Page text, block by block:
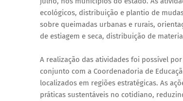
ecológicos, distribuição e plantio de
sobre queimadas urbanas e rurais,
de estiagem e seca, distribuição de
A realização das atividades foi possível
conjunto com a Coordenadoria de
localizados em regiões estratégicas. As
práticas sustentáveis no cotidiano,